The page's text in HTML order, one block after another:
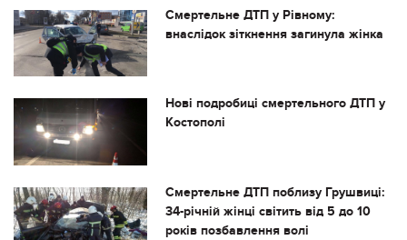
Смертельне ДТП у Рівному:
внаслідок зіткнення загинула жінка
Нові подробиці смертельного ДТП у
Костополі
Смертельне ДТП поблизу Грушвиці:
34-річній жінці світить від 5 до 10
років позбавлення волі